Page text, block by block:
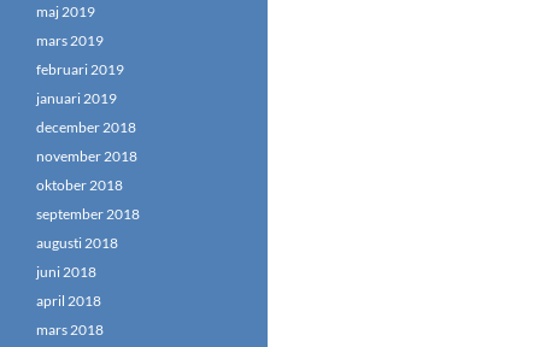
maj 2019
mars 2019
februari 2019
januari 2019
december 2018
november 2018
oktober 2018
september 2018
augusti 2018
juni 2018
april 2018
mars 2018